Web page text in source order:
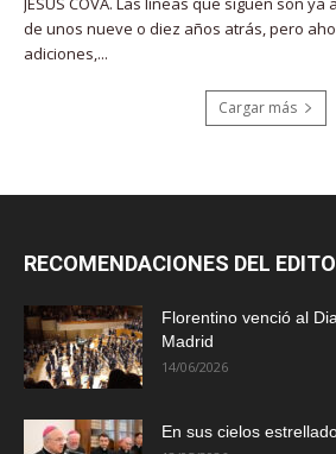
de unos nueve o diez años atrás, pero
adiciones,...
Cargar más
RECOMENDACIONES DEL
Florentino venció al
Madrid
14/06/2026
En sus cielos